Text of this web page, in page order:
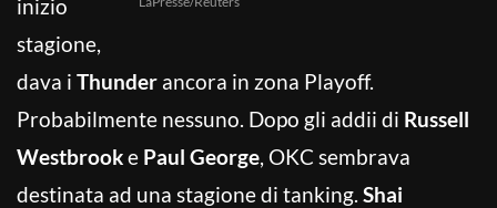
inizio
stagione,
dava i Thunder ancora in zona Playoff.
Probabilmente nessuno. Dopo gli addii di Russell
Westbrooke Paul George, OKC sembrava
destinata ad una stagione di tanking. Shai